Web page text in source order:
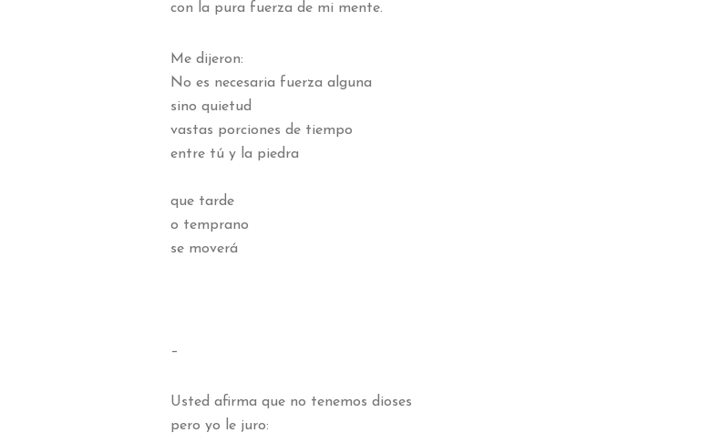
con la pura fuerza de mi mente.
Me dijeron:
No es necesaria fuerza alguna
sino quietud
vastas porciones de tiempo
entre tú y la piedra
que tarde
o temprano
se moverá
–
Usted afirma que no tenemos dioses
pero yo le juro: